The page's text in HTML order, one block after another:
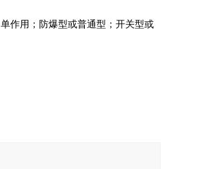
作用；防爆型或普通型；开关型或